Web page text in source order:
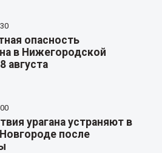
опасность
в Нижегородской
августа
урагана устраняют в
после